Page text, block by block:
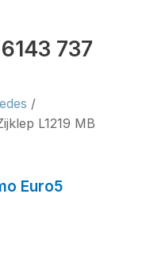
737
/
L1219 MB
Euro5